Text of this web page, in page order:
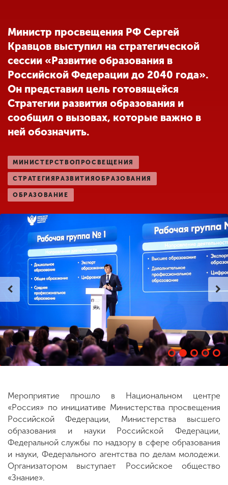
Международная
деятельность
Другие виды
деятельности
Студенческая жизнь
Сведения об
образовательной
организации
ENG SPN CHI
Приемная
комиссия
+7 (831) 262-26-20
Министр просвещения РФ Сергей
Кравцов выступил на стратегической
сессии «Развитие образования в
Российской Федерации до 2040 года».
Он представил цель готовящейся
Стратегии развития образования и
сообщил о вызовах, которые важно в
ней обозначить.
МИНИСТЕРСТВОПРОСВЕЩЕНИЯ
СТРАТЕГИЯРАЗВИТИЯОБРАЗОВАНИЯ
ОБРАЗОВАНИЕ
Мероприятие прошло в Национальном центре
«Россия» по инициативе Министерства просвещения
Российской Федерации, Министерства высшего
образования и науки Российской Федерации,
Федеральной службы по надзору в сфере образования
и науки, Федерального агентства по делам молодежи.
Организатором выступает Российское общество
«Знание».